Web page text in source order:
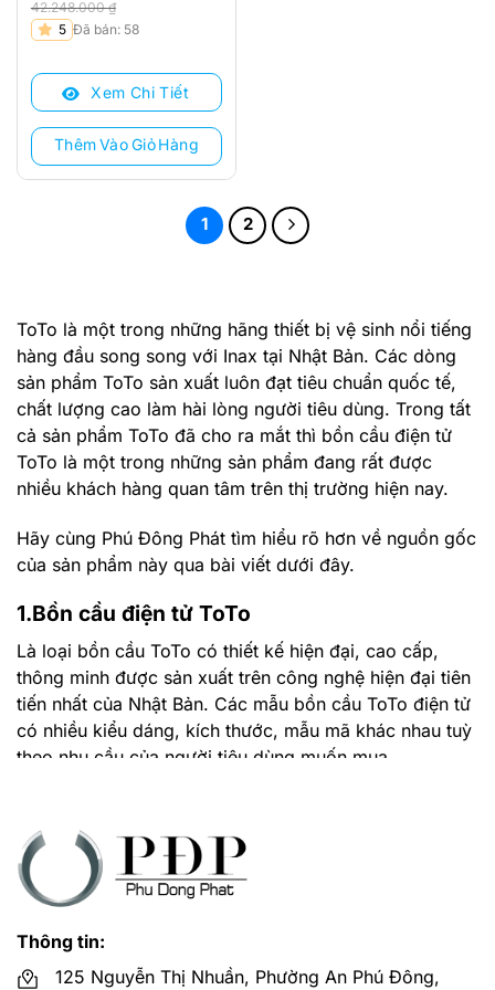
ToTo là một trong những hãng thiết bị vệ sinh nổi tiếng
hàng đầu song song với Inax tại Nhật Bản. Các dòng
sản phẩm ToTo sản xuất luôn đạt tiêu chuẩn quốc tế,
chất lượng cao làm hài lòng người tiêu dùng. Trong tất
cả sản phẩm ToTo đã cho ra mắt thì bồn cầu điện tử
ToTo là một trong những sản phẩm đang rất được
nhiều khách hàng quan tâm trên thị trường hiện nay.
Hãy cùng Phú Đông Phát tìm hiểu rõ hơn về nguồn gốc
của sản phẩm này qua bài viết dưới đây.
1.Bồn cầu điện tử ToTo
Là loại bồn cầu ToTo có thiết kế hiện đại, cao cấp,
thông minh được sản xuất trên công nghệ hiện đại tiên
tiến nhất của Nhật Bản. Các mẫu bồn cầu ToTo điện tử
có nhiều kiểu dáng, kích thước, mẫu mã khác nhau tuỳ
theo nhu cầu của người tiêu dùng muốn mua.
sinh ToTo thông minh ứng dụng những công nghệ cao
cấp nhất, những công nghệ, thiết bị dành cho tương lai,
nhằm phát triển mạnh về ngành thiết bị vệ sinh và phục
vụ nhu cầu của khách hàng là quan trọng nhất.
2.Tính năng của bồn cầu điện tử ToTo
42.248.000₫
Giá
là:
42.248.000 ₫.
Giá
tại
33.790.000 ₫.
5 Đã bán: 58
Xem Chi Tiết
Thêm Vào Giỏ Hàng
1 2
Thông tin:
125 Nguyễn Thị Nhuần, Phường An Phú Đông,